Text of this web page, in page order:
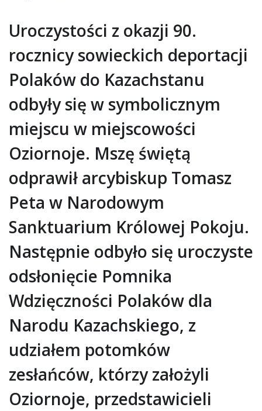
Uroczystości z okazji 90.
rocznicy sowieckich deportacji
Polaków do Kazachstanu
odbyły się w symbolicznym
miejscu w miejscowości
Oziornoje. Mszę świętą
odprawił arcybiskup Tomasz
Peta w Narodowym
Sanktuarium Królowej Pokoju.
Następnie odbyło się uroczyste
odsłonięcie Pomnika
Wdzięczności Polaków dla
Narodu Kazachskiego, z
udziałem potomków
zesłańców, którzy założyli
Oziornoje, przedstawicieli